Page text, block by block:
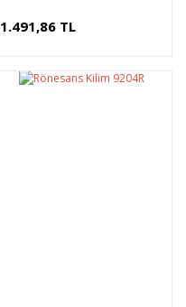
1.491,86 TL